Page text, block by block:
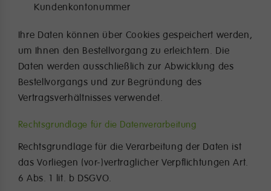
Kundenkontonummer
Ihre Daten können über Cookies gespeichert werden,
um Ihnen den Bestellvorgang zu erleichtern. Die
Daten werden ausschließlich zur Abwicklung des
Bestellvorgangs und zur Begründung des
Vertragsverhältnisses verwendet.
Rechtsgrundlage für die Datenverarbeitung
Rechtsgrundlage für die Verarbeitung der Daten ist
das Vorliegen (vor-)vertraglicher Verpflichtungen Art.
6 Abs. 1 lit. b DSGVO.